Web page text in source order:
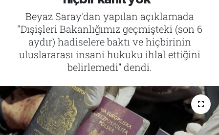
Beyaz Saray'dan yapılan açıklamada
"Dışişleri Bakanlığımız geçmişteki (son 6
aydır) hadiselere baktı ve hiçbirinin
uluslararası insani hukuku ihlal ettiğini
belirlemedi” dendi.
Tarih
İletişim
Künye